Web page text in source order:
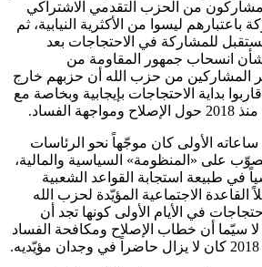
مشاركون من الحزب التقدمي الاشتراكي
باعتبارهم ليسوا من الأكثرية النيابية، ثم
للمشاركة في الاحتجاجات بعد
انسحاب جمهور المقاومة من
المشاركين من حزب الله أن حزبهم خارج
بداية الاحتجاجات بإيجابية وبخاصة مع
الفساد.
الأولى كان موجّهاً نحو الرئاسات
على «المنظومة» السياسية والمالية،
في طبيعة استجابة القواعد الشعبية
القاعدة الاجتماعية المؤيّدة لحزب الله
في الأيام الأولى كونها تجد أن
سيّما أن خطاب الإصلاح ومكافحة الفساد